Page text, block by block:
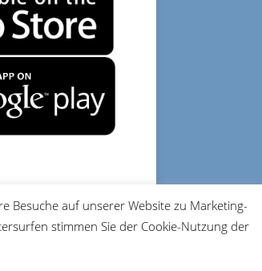
IMPRESSUM
Besuche auf unserer Website zu Marketing-
stimmen Sie der Cookie-Nutzung der